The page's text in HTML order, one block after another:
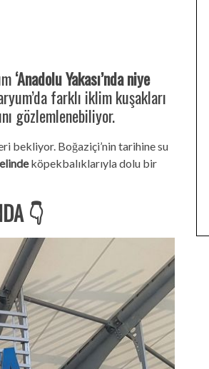
‘Anadolu Yakası’nda niye
farklı iklim kuşakları
gözlemlenebiliyor.
bekliyor. Boğaziçi’nin tarihine su
köpekbalıklarıyla dolu bir
👇